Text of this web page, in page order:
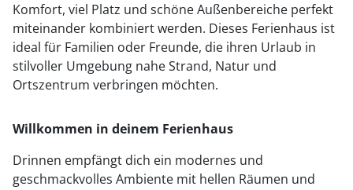
Komfort, viel Platz und schöne Außenbereiche perfekt
miteinander kombiniert werden. Dieses Ferienhaus ist
ideal für Familien oder Freunde, die ihren Urlaub in
stilvoller Umgebung nahe Strand, Natur und
Ortszentrum verbringen möchten.
Willkommen in deinem Ferienhaus
Drinnen empfängt dich ein modernes und
geschmackvolles Ambiente mit hellen Räumen und